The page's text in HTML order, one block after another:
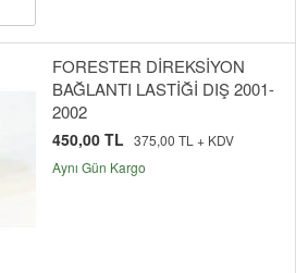
FORESTER DİREKSİYON
BAĞLANTI LASTİĞİ DIŞ 2001-
2002
450,00 TL 375,00 TL + KDV
Aynı Gün Kargo